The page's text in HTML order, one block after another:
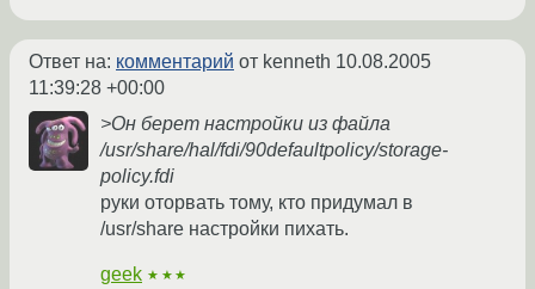
Ответ на: комментарий от kenneth 10.08.2005
11:39:28 +00:00
>Он берет настройки из файла
/usr/share/hal/fdi/90defaultpolicy/storage-
policy.fdi
руки оторвать тому, кто придумал в
/usr/share настройки пихать.
geek ★★★